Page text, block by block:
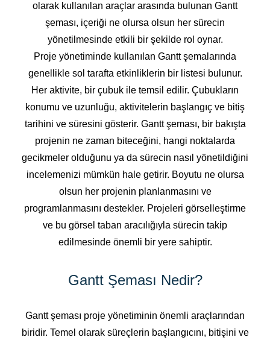
olarak kullanılan araçlar arasında bulunan Gantt
şeması, içeriği ne olursa olsun her sürecin
yönetilmesinde etkili bir şekilde rol oynar.
Proje yönetiminde kullanılan Gantt şemalarında
genellikle sol tarafta etkinliklerin bir listesi bulunur.
Her aktivite, bir çubuk ile temsil edilir. Çubukların
konumu ve uzunluğu, aktivitelerin başlangıç ve bitiş
tarihini ve süresini gösterir. Gantt şeması, bir bakışta
projenin ne zaman biteceğini, hangi noktalarda
gecikmeler olduğunu ya da sürecin nasıl yönetildiğini
incelemenizi mümkün hale getirir. Boyutu ne olursa
olsun her projenin planlanmasını ve
programlanmasını destekler. Projeleri görselleştirme
ve bu görsel taban aracılığıyla sürecin takip
edilmesinde önemli bir yere sahiptir.
Gantt Şeması Nedir?
Gantt şeması proje yönetiminin önemli araçlarından
biridir. Temel olarak süreçlerin başlangıcını, bitişini ve